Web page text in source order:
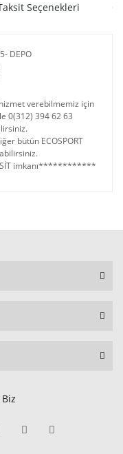
Seçenekleri
DEPO
verebilmemiz için
0(312) 394 62 63
bütün ECOSPORT
imkanı************